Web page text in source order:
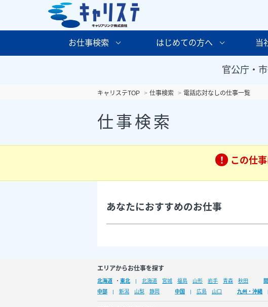
お仕事検索 はじめての方へ 当
官公庁・
キャリステTOP 仕事検索 電話応対なしの仕事一覧
仕事検索
この仕
あなたにおすすめのお仕事
エリアからお仕事を探す
北海道 ・ 東北 北海道 宮城 福島 山形 岩手 青森 秋田
中部
新潟 山梨 静岡 中国 広島 山口 九州・沖縄